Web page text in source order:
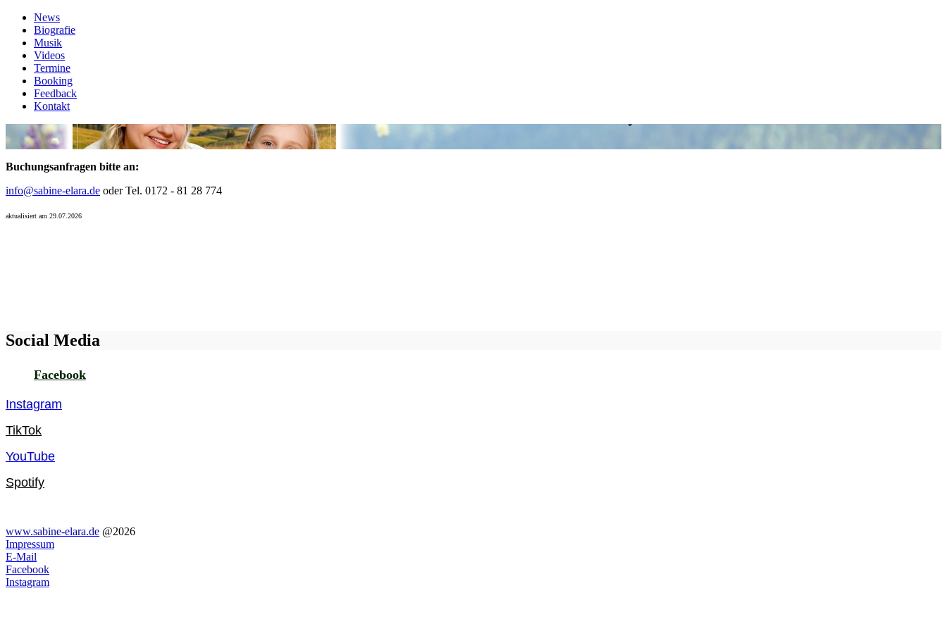
News
Biografie
Musik
Videos
Termine
Booking
Feedback
Kontakt
Buchungsanfragen bitte an:
info@sabine-elara.de oder Tel. 0172 - 81 28 774
aktualisiert am 29.07.2026
Social Media
Facebook
Instagram
TikTok
YouTube
Spotify
www.sabine-elara.de @2026
Impressum
E-Mail
Facebook
Instagram